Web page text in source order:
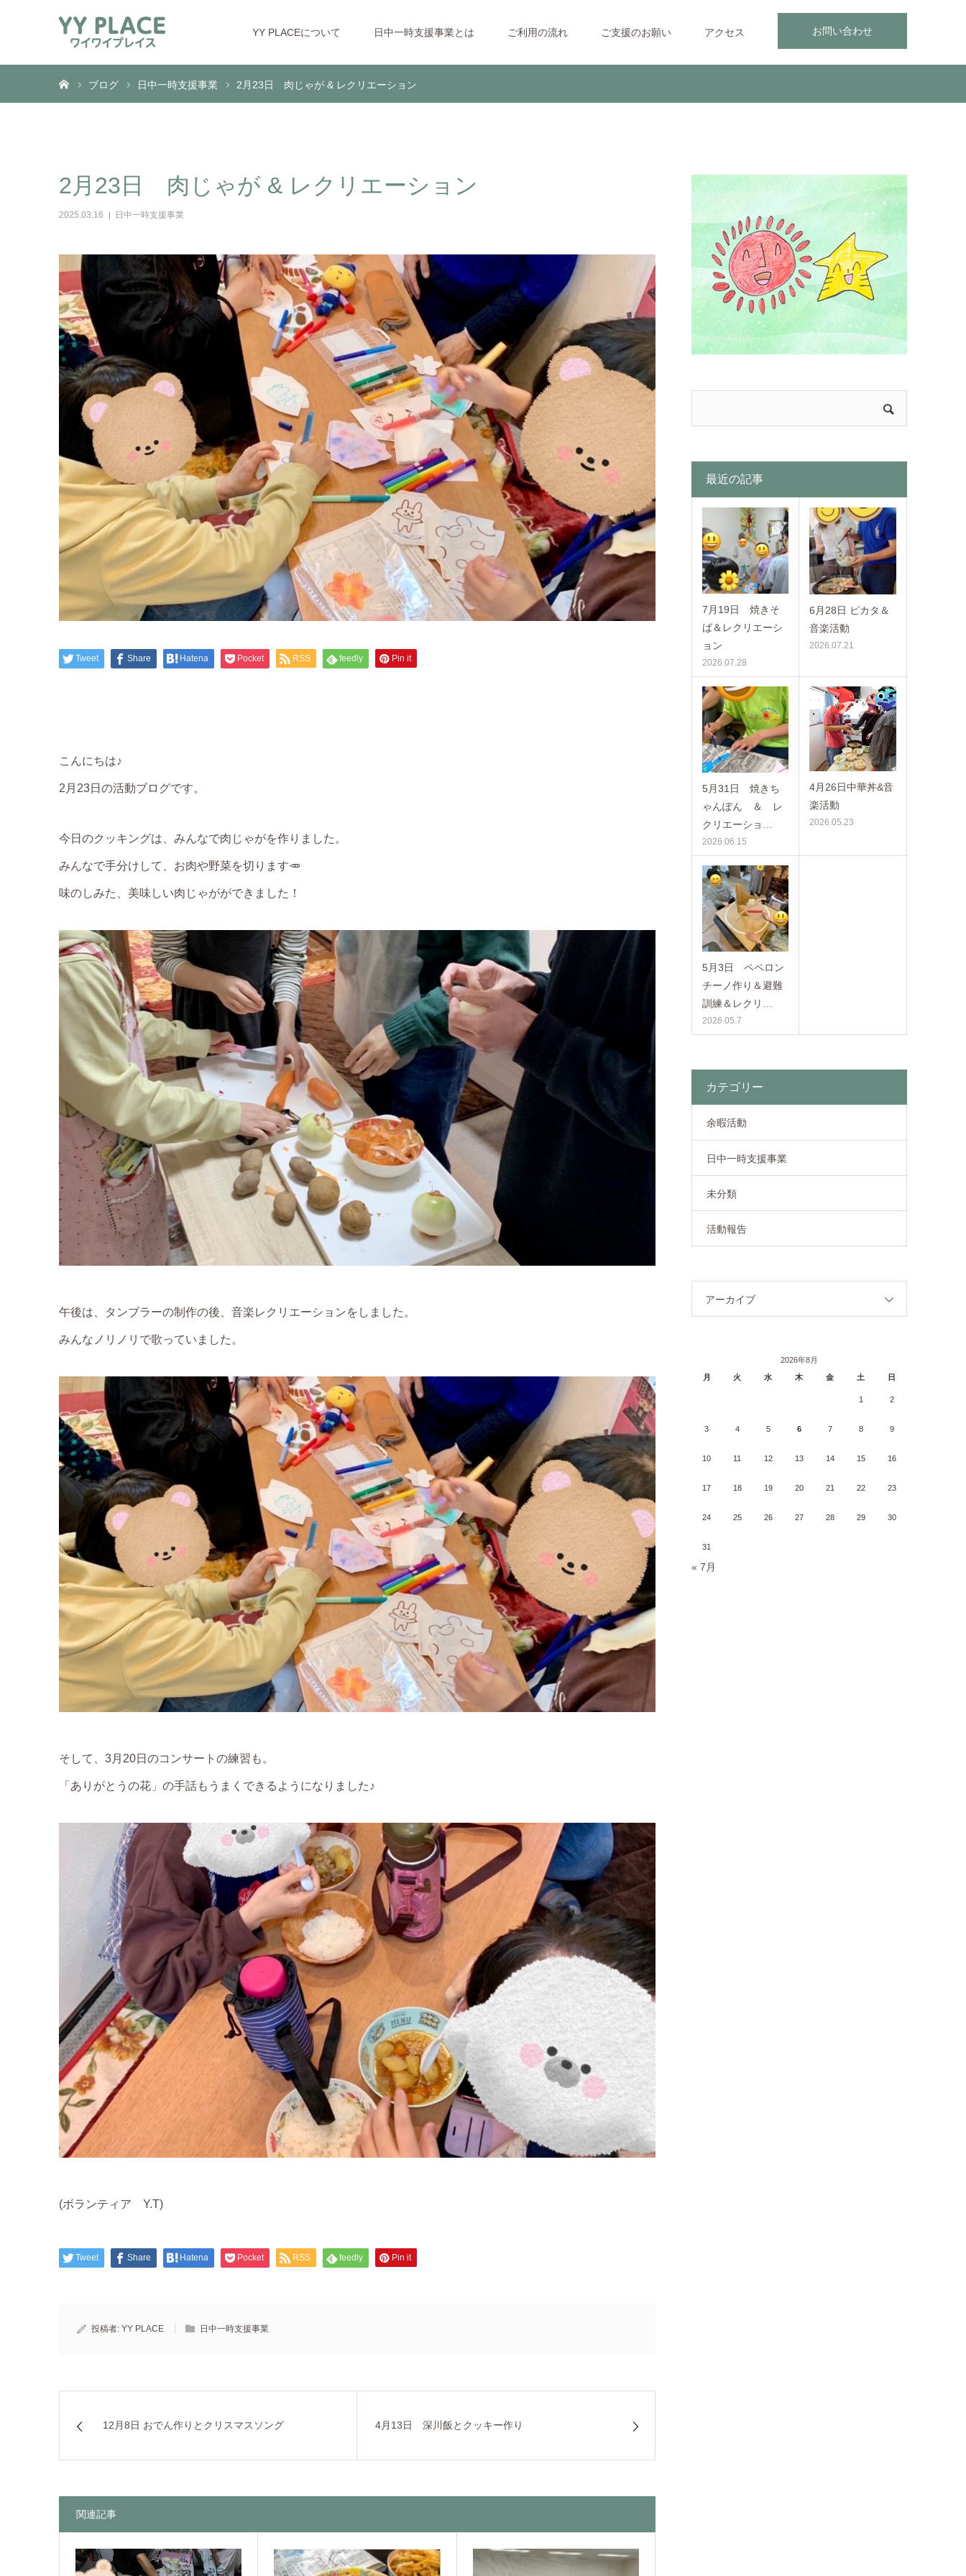
お問い合わせ
YY PLACEについて 日中一時支援事業とは ご利用の流れ ご支援のお願い アクセス
ブログ 日中一時支援事業 2月23日 肉じゃが & レクリエーション
2月23日 肉じゃが & レクリエーション
2025.03.16 日中一時支援事業
Tweet Share Hatena Pocket RSS feedly Pin it
こんにちは♪
2月23日の活動ブログです。
今日のクッキングは、みんなで肉じゃがを作りました。
みんなで手分けして、お肉や野菜を切ります🥕
味のしみた、美味しい肉じゃがができました！
午後は、タンブラーの制作の後、音楽レクリエーションをしました。
みんなノリノリで歌っていました。
そして、3月20日のコンサートの練習も。
「ありがとうの花」の手話もうまくできるようになりました♪
(ボランティア Y.T)
Tweet Share Hatena Pocket RSS feedly Pin it
投稿者: YY PLACE 日中一時支援事業
12月8日 おでん作りとクリスマスソング 4月13日 深川飯とクッキー作り
関連記事
最近の記事
7月19日 焼きそ
ば＆レクリエーシ
ョン
2026.07.28
6月28日 ピカタ＆
音楽活動
2026.07.21
5月31日 焼きち
ゃんぽん ＆ レ
クリエーショ…
2026.06.15
4月26日中華丼&音
楽活動
2026.05.23
5月3日 ペペロン
チーノ作り＆避難
訓練＆レクリ…
2026.05.7
カテゴリー
余暇活動
日中一時支援事業
未分類
活動報告
アーカイブ
2026年8月
月
火 水 木 金 土 日
1 2
3 4 5 6 7 8 9
10 11 12 13 14 15 16
17 18 19 20 21 22 23
24 25 26 27 28 29 30
31
« 7月